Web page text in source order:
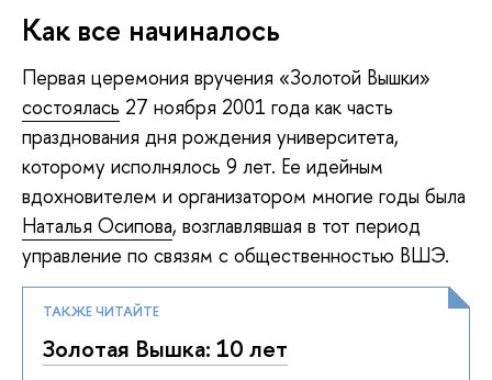
Как все начиналось
Первая церемония вручения «Золотой Вышки»
состоялась 27 ноября 2001 года как часть
празднования дня рождения университета,
которому исполнялось 9 лет. Ее идейным
вдохновителем и организатором многие годы была
Наталья Осипова, возглавлявшая в тот период
управление по связям с общественностью ВШЭ.
ТАКЖЕ ЧИТАЙТЕ
Золотая Вышка: 10 лет